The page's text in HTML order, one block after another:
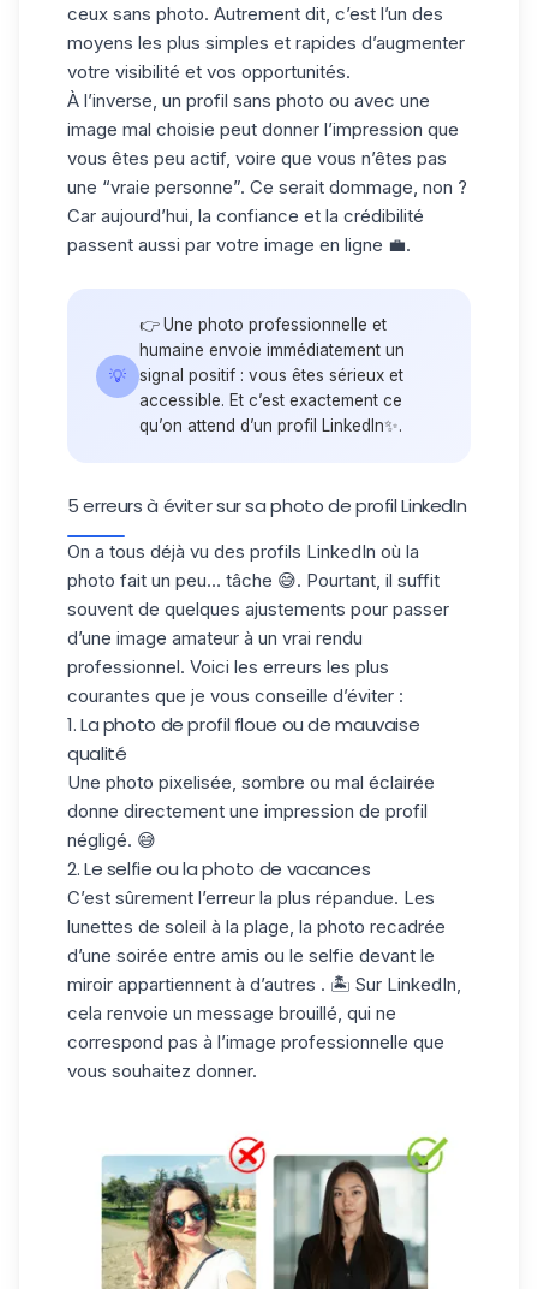
ceux sans photo. Autrement dit, c’est l’un des
moyens les plus simples et rapides d’augmenter
votre visibilité et vos opportunités.
À l’inverse, un profil sans photo ou avec une
image mal choisie peut donner l’impression que
vous êtes peu actif, voire que vous n’êtes pas
une “vraie personne”. Ce serait dommage, non ?
Car aujourd’hui, la confiance et la crédibilité
passent aussi par votre image en ligne 💼.
💡
👉 Une photo professionnelle et
humaine envoie immédiatement un
signal positif : vous êtes sérieux et
accessible. Et c’est exactement ce
qu’on attend d’un profil LinkedIn✨.
5 erreurs à éviter sur sa photo de profil LinkedIn
On a tous déjà vu des profils LinkedIn où la
photo fait un peu… tâche 😅. Pourtant, il suffit
souvent de quelques ajustements pour passer
d’une image amateur à un vrai rendu
professionnel. Voici les erreurs les plus
courantes que je vous conseille d’éviter :
1. La photo de profil floue ou de mauvaise
qualité
Une photo pixelisée, sombre ou mal éclairée
donne directement une impression de profil
négligé. 😅
2. Le selfie ou la photo de vacances
C’est sûrement l’erreur la plus répandue. Les
lunettes de soleil à la plage, la photo recadrée
d’une soirée entre amis ou le selfie devant le
miroir appartiennent à d’autres . 🏝️ Sur LinkedIn,
cela renvoie un message brouillé, qui ne
correspond pas à l’image professionnelle que
vous souhaitez donner.